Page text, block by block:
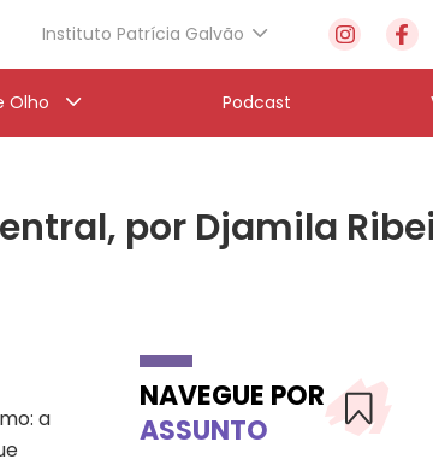
Instituto Patrícia Galvão
Olho Podcast
por Djamila
a
NAVEGUE POR
ASSUNTO